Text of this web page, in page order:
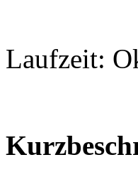
Laufzeit: